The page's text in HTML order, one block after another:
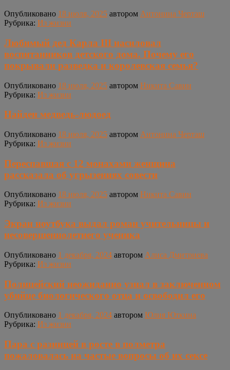
Опубликовано 18 июля, 2025 автором Антонина Черташ
Рубрика: Из жизни
Любимый дед Карла III насиловал
воспитанников детского дома. Почему его
покрывали разведка и королевская семья?
Опубликовано 18 июля, 2025 автором Никита Савин
Рубрика: Из жизни
Найден медведь-людоед
Опубликовано 18 июля, 2025 автором Антонина Черташ
Рубрика: Из жизни
Переспавшая с 12 монахами женщина
рассказала об угрызениях совести
Опубликовано 18 июля, 2025 автором Никита Савин
Рубрика: Из жизни
Экран ноутбука выдал роман учительницы и
несовершеннолетнего ученика
Опубликовано 1 декабря, 2024 автором Алиса Дмитриева
Рубрика: Из жизни
Полицейский неожиданно узнал в заключенном
убийце биологического отца и освободил его
Опубликовано 1 декабря, 2024 автором Юлия Юткина
Рубрика: Из жизни
Пара с разницей в росте в полметра
пожаловалась на частые вопросы об их сексе